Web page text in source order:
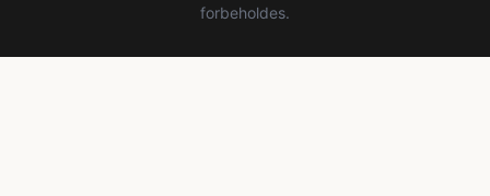
forbeholdes.